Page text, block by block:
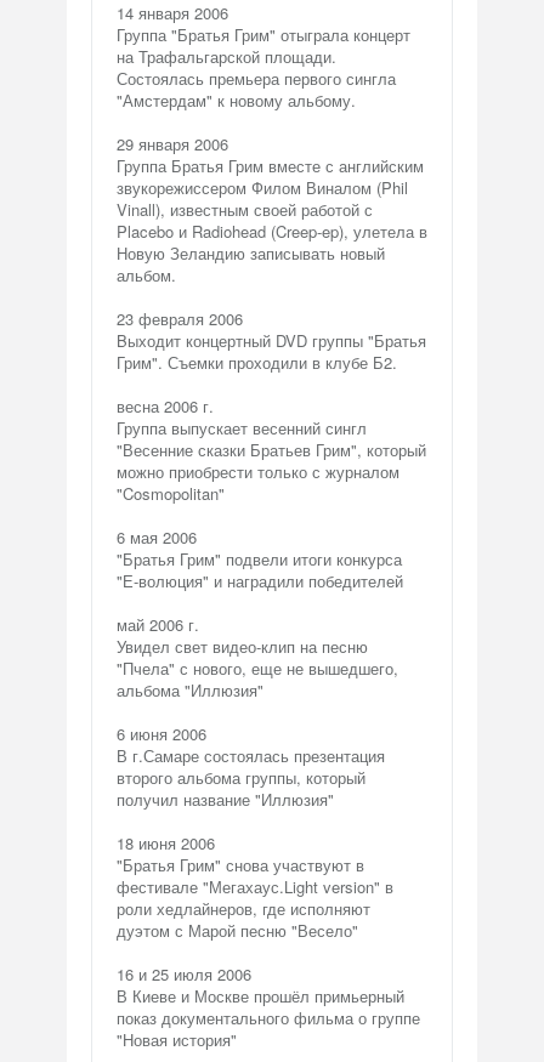
14 января 2006
Группа "Братья Грим" отыграла концерт
на Трафальгарской площади.
Состоялась премьера первого сингла
"Амстердам" к новому альбому.
29 января 2006
Группа Братья Грим вместе с английским
звукорежиссером Филом Виналом (Phil
Vinall), известным своей работой с
Placebo и Radiohead (Creep-ep), улетела в
Новую Зеландию записывать новый
альбом.
23 февраля 2006
Bыходит концертный DVD группы "Братья
Грим". Съемки проходили в клубе Б2.
весна 2006 г.
Группа выпускает весенний сингл
"Весенние сказки Братьев Грим", который
можно приобрести только с журналом
"Cosmopolitan"
6 мая 2006
"Братья Грим" подвели итоги конкурса
"Е-волюция" и наградили победителей
май 2006 г.
Увидел свет видео-клип на песню
"Пчела" с нового, еще не вышедшего,
альбома "Иллюзия"
6 июня 2006
В г.Самаре состоялась презентация
второго альбома группы, который
получил название "Иллюзия"
18 июня 2006
"Братья Грим" снова участвуют в
фестивале "Мегахаус.Light version" в
роли хедлайнеров, где исполняют
дуэтом с Марой песню "Весело"
16 и 25 июля 2006
В Киеве и Москве прошёл примьерный
показ документального фильма о группе
"Новая история"